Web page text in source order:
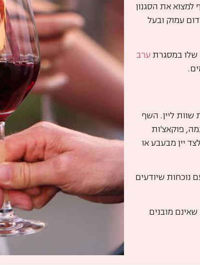
למצוא את הסגנון
עמוק ובעל
שלו במסגרת ערב
ליין. השף
פוקאצ'ות
יין מבעבע או
נוכחות שיודעים
מובנים